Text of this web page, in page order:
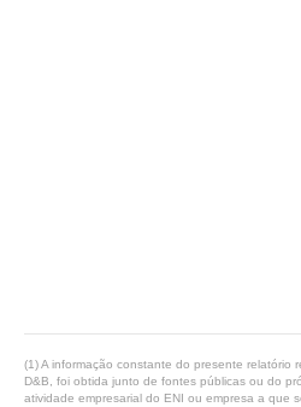
(1) A informação constante do presente relatório
D&B, foi obtida junto de fontes públicas ou do
atividade empresarial do ENI ou empresa a que